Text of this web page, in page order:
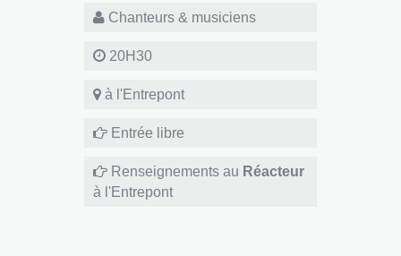
Chanteurs & musiciens
20H30
à l'Entrepont
Entrée libre
Renseignements au Réacteur
à l'Entrepont